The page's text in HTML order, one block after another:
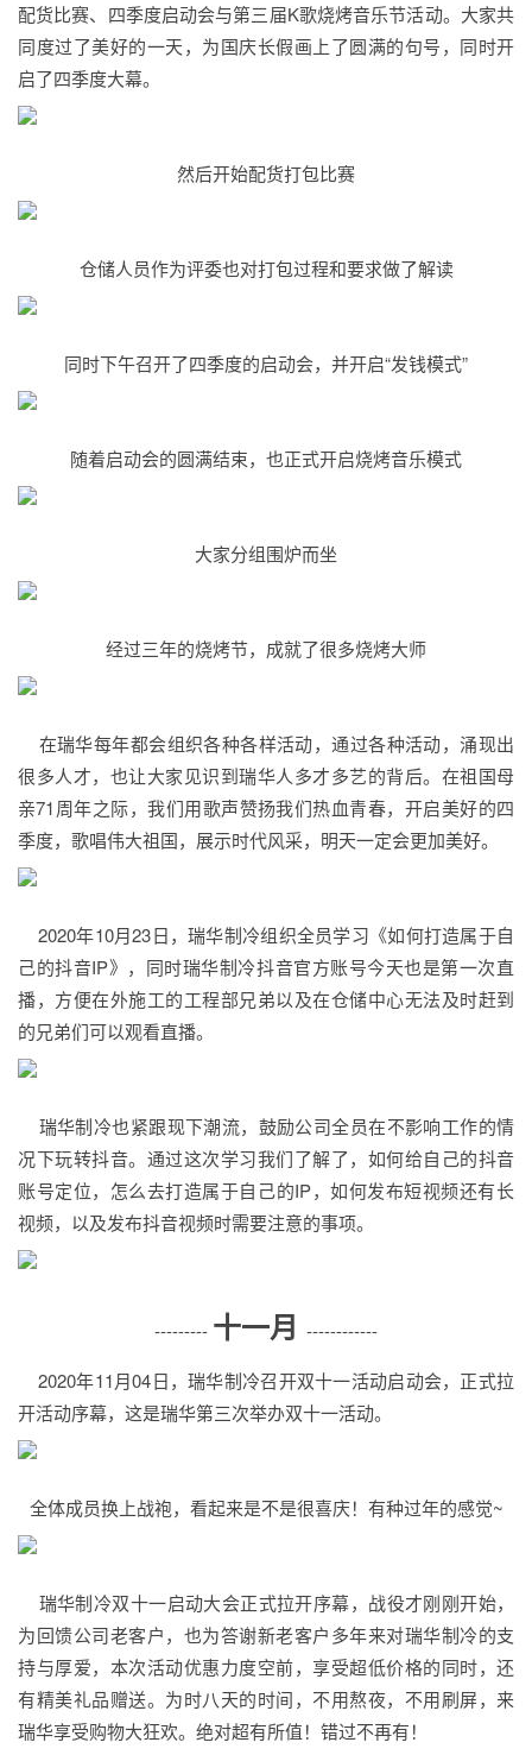
配货比赛、四季度启动会与第三届K歌烧烤音乐节活动。大家共
同度过了美好的一天，为国庆长假画上了圆满的句号，同时开
启了四季度大幕。
然后开始配货打包比赛
仓储人员作为评委也对打包过程和要求做了解读
同时下午召开了四季度的启动会，并开启“发钱模式”
随着启动会的圆满结束，也正式开启烧烤音乐模式
大家分组围炉而坐
经过三年的烧烤节，成就了很多烧烤大师
在瑞华每年都会组织各种各样活动，通过各种活动，涌现出
很多人才，也让大家见识到瑞华人多才多艺的背后。在祖国母
亲71周年之际，我们用歌声赞扬我们热血青春，开启美好的四
季度，歌唱伟大祖国，展示时代风采，明天一定会更加美好。
2020年10月23日，瑞华制冷组织全员学习《如何打造属于自
己的抖音IP》，同时瑞华制冷抖音官方账号今天也是第一次直
播，方便在外施工的工程部兄弟以及在仓储中心无法及时赶到
的兄弟们可以观看直播。
瑞华制冷也紧跟现下潮流，鼓励公司全员在不影响工作的情
况下玩转抖音。通过这次学习我们了解了，如何给自己的抖音
账号定位，怎么去打造属于自己的IP，如何发布短视频还有长
视频，以及发布抖音视频时需要注意的事项。
--------- 十一月 ------------
2020年11月04日，瑞华制冷召开双十一活动启动会，正式拉
开活动序幕，这是瑞华第三次举办双十一活动。
全体成员换上战袍，看起来是不是很喜庆！有种过年的感觉~
瑞华制冷双十一启动大会正式拉开序幕，战役才刚刚开始，
为回馈公司老客户，也为答谢新老客户多年来对瑞华制冷的支
持与厚爱，本次活动优惠力度空前，享受超低价格的同时，还
有精美礼品赠送。为时八天的时间，不用熬夜，不用刷屏，来
瑞华享受购物大狂欢。绝对超有所值！错过不再有！